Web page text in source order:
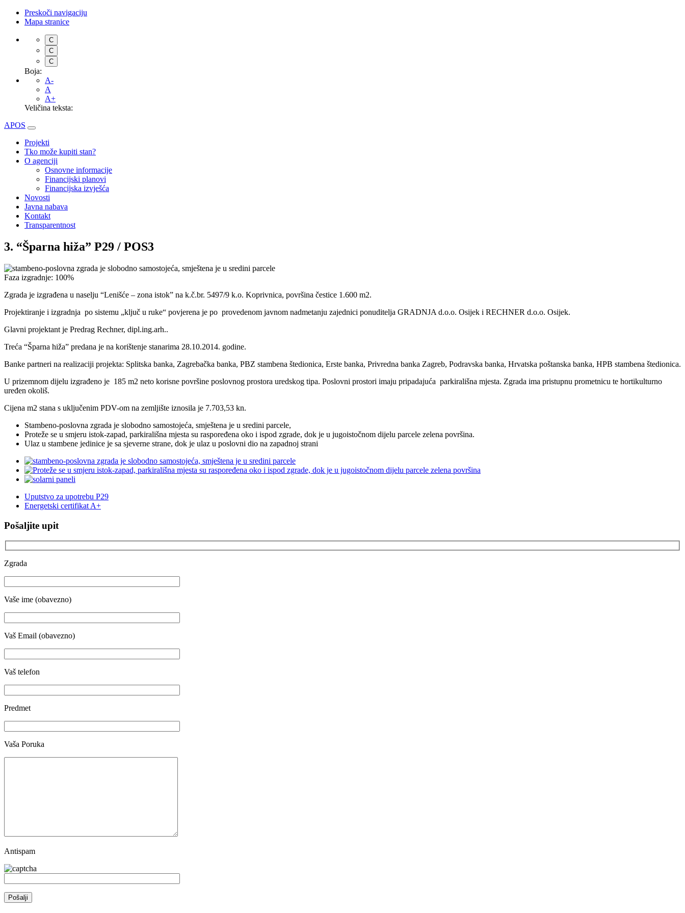
Preskoči navigaciju
Mapa stranice
C
C
C
Boja:
A-
A
A+
Veličina teksta:
APOS
Projekti
Tko može kupiti stan?
O agenciji
Osnovne informacije
Financijski planovi
Financijska izvješća
Novosti
Javna nabava
Kontakt
Transparentnost
3. “Šparna hiža” P29 / POS3
Faza izgradnje: 100%
Zgrada je izgrađena u naselju “Lenišće – zona istok” na k.č.br. 5497/9 k.o. Koprivnica, površina čestice 1.600 m2.
Projektiranje i izgradnja po sistemu „ključ u ruke“ povjerena je po provedenom javnom nadmetanju zajednici ponuditelja GRADNJA d.o.o. Osijek i RECHNER d.o.o. Osijek.
Glavni projektant je Predrag Rechner, dipl.ing.arh..
Treća “Šparna hiža” predana je na korištenje stanarima 28.10.2014. godine.
Banke partneri na realizaciji projekta: Splitska banka, Zagrebačka banka, PBZ stambena štedionica, Erste banka, Privredna banka Zagreb, Podravska banka, Hrvatska poštanska banka, HPB stambena štedionica.
U prizemnom dijelu izgrađeno je 185 m2 neto korisne površine poslovnog prostora uredskog tipa. Poslovni prostori imaju pripadajuća parkirališna mjesta. Zgrada ima pristupnu prometnicu te hortikulturno
uređen okoliš.
Cijena m2 stana s uključenim PDV-om na zemljište iznosila je 7.703,53 kn.
Stambeno-poslovna zgrada je slobodno samostojeća, smještena je u sredini parcele,
Proteže se u smjeru istok-zapad, parkirališna mjesta su raspoređena oko i ispod zgrade, dok je u jugoistočnom dijelu parcele zelena površina.
Ulaz u stambene jedinice je sa sjeverne strane, dok je ulaz u poslovni dio na zapadnoj strani
Uputstvo za upotrebu P29
Energetski certifikat A+
Pošaljite upit
Zgrada
Vaše ime (obavezno)
Vaš Email (obavezno)
Vaš telefon
Predmet
Vaša Poruka
Antispam